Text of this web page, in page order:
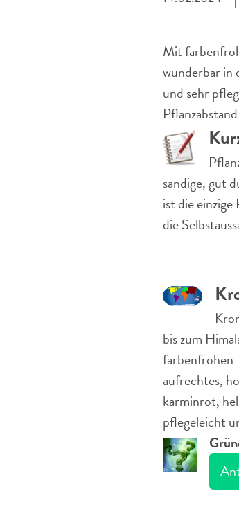
Mit
wunderbar in
und sehr
sandige, gut
ist die
die
bis zum
farbenfrohen
aufrechtes,
karminrot,
pflegeleicht